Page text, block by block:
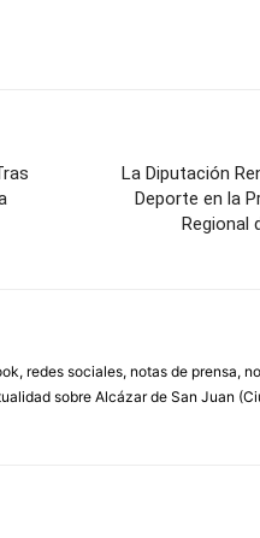
La Diputación
Deporte en la
Regional
redes sociales, notas de prensa,
sobre Alcázar de San Juan